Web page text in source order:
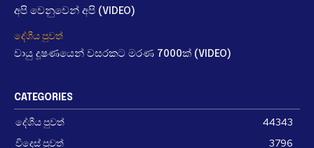
අපි වෙනුවෙන් අපි (VIDEO)
දේශීය පුවත්
වායු දූෂණයෙන් වසරකට මරණ 7000ක් (VIDEO)
CATEGORIES
දේශීය පුවත්
44343
විදෙස් පුවත්
3796